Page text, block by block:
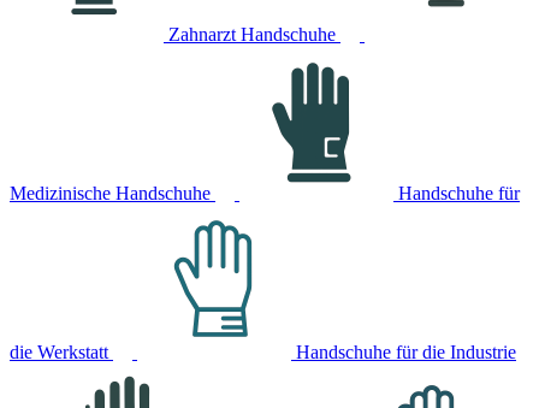
Zahnarzt Handschuhe
Medizinische Handschuhe Handschuhe für
die Werkstatt Handschuhe für die Industrie